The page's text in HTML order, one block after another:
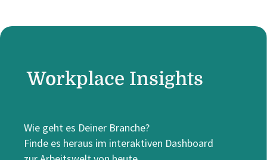
Workplace Insights
Wie geht es Deiner Branche?
Finde es heraus im interaktiven Dashboard